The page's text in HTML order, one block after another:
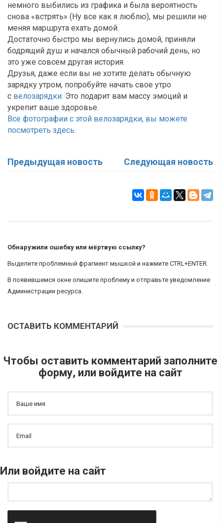
немного выбились из графика и была вероятность
снова «встрять» (Ну все как я люблю), мы решили не
меняя маршрута ехать домой.
Достаточно быстро мы вернулись домой, приняли
бодрящий душ и начался обычный рабочий день, но
это уже совсем другая история.
Друзья, даже если вы не хотите делать обычную
зарядку утром, попробуйте начать свое утро
с велозарядки. Это подарит вам массу эмоций и
укрепит ваше здоровье.
Все фотографии с этой велозарядки, вы можете
посмотреть здесь.
Предыдущая новость Следующая новость
Обнаружили ошибку или мёртвую ссылку?
Выделите проблемный фрагмент мышкой и нажмите CTRL+ENTER.
В появившемся окне опишите проблему и отправьте уведомление
Администрации ресурса.
ОСТАВИТЬ КОММЕНТАРИЙ
Чтобы оставить комментарий заполните
форму, или войдите на сайт
Или войдите на сайт